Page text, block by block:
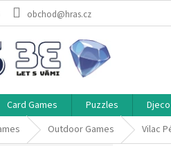
obchod@hras.cz
Card Games Puzzles
Outdoor Games Vilac